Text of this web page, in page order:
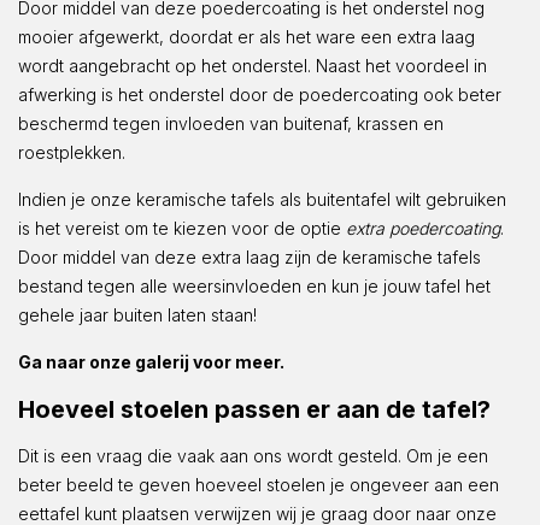
Door middel van deze poedercoating is het onderstel nog
mooier afgewerkt, doordat er als het ware een extra laag
wordt aangebracht op het onderstel. Naast het voordeel in
afwerking is het onderstel door de poedercoating ook beter
beschermd tegen invloeden van buitenaf, krassen en
roestplekken.
Indien je onze keramische tafels als buitentafel wilt gebruiken
is het vereist om te kiezen voor de optie extra poedercoating.
Door middel van deze extra laag zijn de keramische tafels
bestand tegen alle weersinvloeden en kun je jouw tafel het
gehele jaar buiten laten staan!
Ga naar onze galerij voor meer.
Hoeveel stoelen passen er aan de tafel?
Dit is een vraag die vaak aan ons wordt gesteld. Om je een
beter beeld te geven hoeveel stoelen je ongeveer aan een
eettafel kunt plaatsen verwijzen wij je graag door naar onze